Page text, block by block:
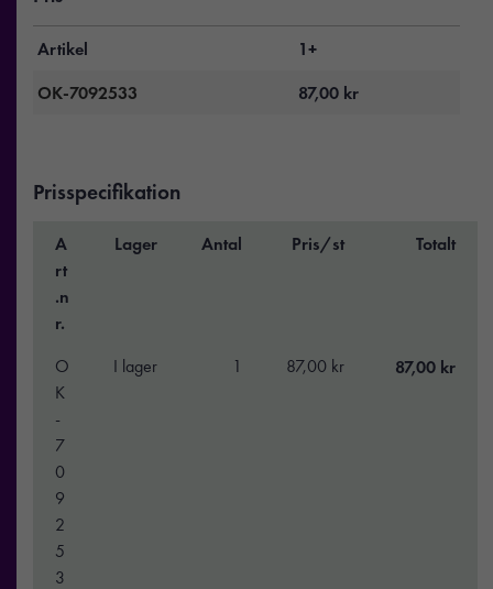
Artikel
1+
OK-7092533
87,00 kr
Prisspecifikation
A
rt
.n
r.
Lager Antal Pris/st Totalt
O
K
-
7
0
9
2
5
3
I lager 1 87,00 kr 87,00 kr